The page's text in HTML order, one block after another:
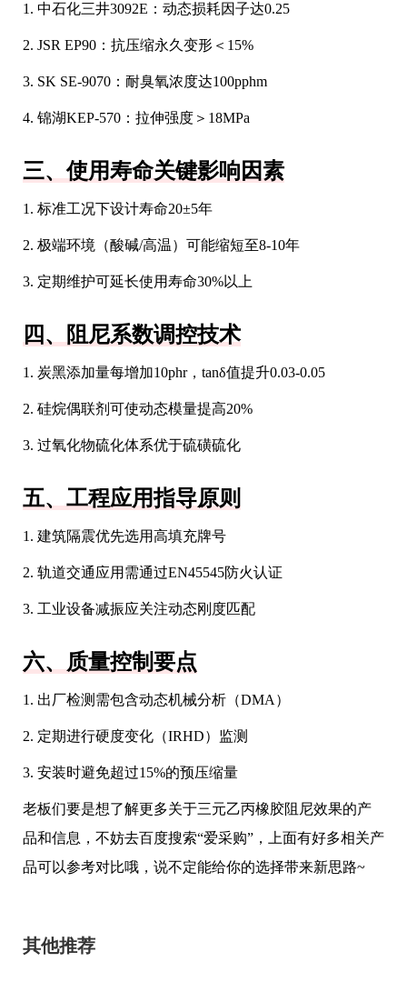
1. 中石化三井3092E：动态损耗因子达0.25
2. JSR EP90：抗压缩永久变形＜15%
3. SK SE-9070：耐臭氧浓度达100pphm
4. 锦湖KEP-570：拉伸强度＞18MPa
三、使用寿命关键影响因素
1. 标准工况下设计寿命20±5年
2. 极端环境（酸碱/高温）可能缩短至8-10年
3. 定期维护可延长使用寿命30%以上
四、阻尼系数调控技术
1. 炭黑添加量每增加10phr，tanδ值提升0.03-0.05
2. 硅烷偶联剂可使动态模量提高20%
3. 过氧化物硫化体系优于硫磺硫化
五、工程应用指导原则
1. 建筑隔震优先选用高填充牌号
2. 轨道交通应用需通过EN45545防火认证
3. 工业设备减振应关注动态刚度匹配
六、质量控制要点
1. 出厂检测需包含动态机械分析（DMA）
2. 定期进行硬度变化（IRHD）监测
3. 安装时避免超过15%的预压缩量
老板们要是想了解更多关于三元乙丙橡胶阻尼效果的产
品和信息，不妨去百度搜索“爱采购”，上面有好多相关产
品可以参考对比哦，说不定能给你的选择带来新思路~
其他推荐